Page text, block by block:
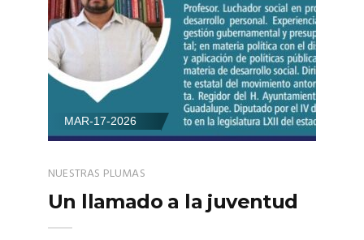
MAR-17-2026
NUESTRAS PLUMAS
Un llamado a la juventud